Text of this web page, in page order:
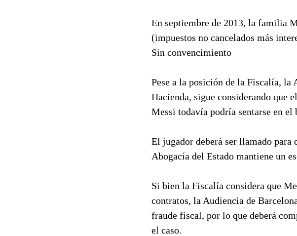
En septiembre de 2013, la familia
(impuestos no cancelados más
Sin convencimiento
Pese a la posición de la Fiscalía, la
Hacienda, sigue considerando que
Messi todavía podría sentarse en el
El jugador deberá ser llamado para
Abogacía del Estado mantiene un
Si bien la Fiscalía considera que
contratos, la Audiencia de
fraude fiscal, por lo que deberá
el caso.